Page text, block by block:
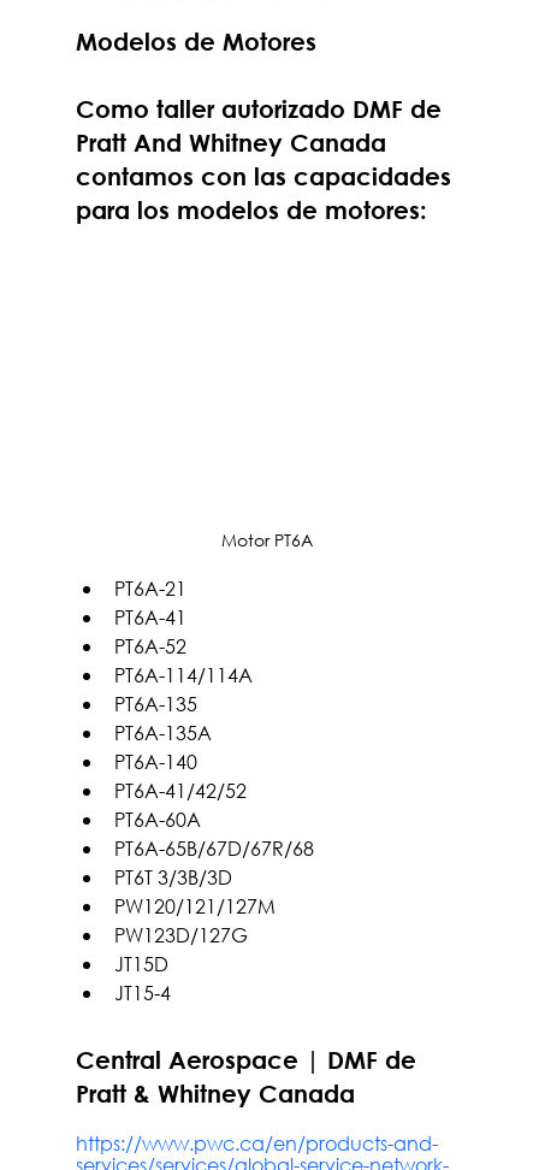
Modelos de Motores
Como taller autorizado DMF de
Pratt And Whitney Canada
contamos con las capacidades
para los modelos de motores:
Motor PT6A
PT6A-21
PT6A-41
PT6A-52
PT6A-114/114A
PT6A-135
PT6A-135A
PT6A-140
PT6A-41/42/52
PT6A-60A
PT6A-65B/67D/67R/68
PT6T 3/3B/3D
PW120/121/127M
PW123D/127G
JT15D
JT15-4
Central Aerospace | DMF de
Pratt & Whitney Canada
https://www.pwc.ca/en/products-and-
services/services/global-service-network-